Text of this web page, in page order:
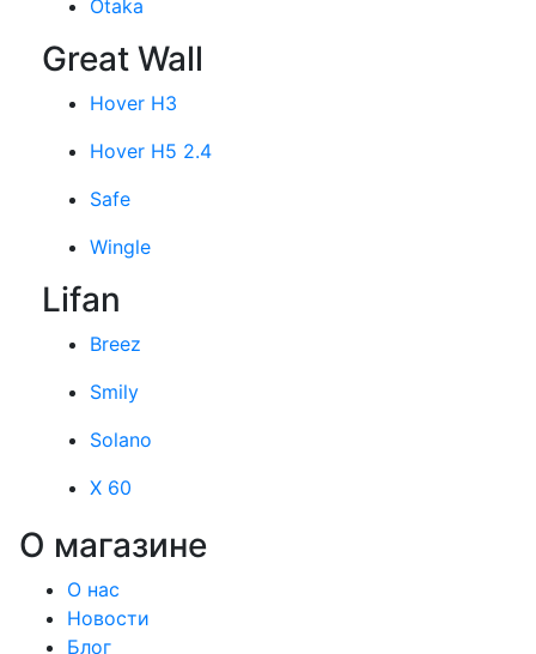
Otaka
Great Wall
Hover H3
Hover H5 2.4
Safe
Wingle
Lifan
Breez
Smily
Solano
X 60
О магазине
О нас
Новости
Блог